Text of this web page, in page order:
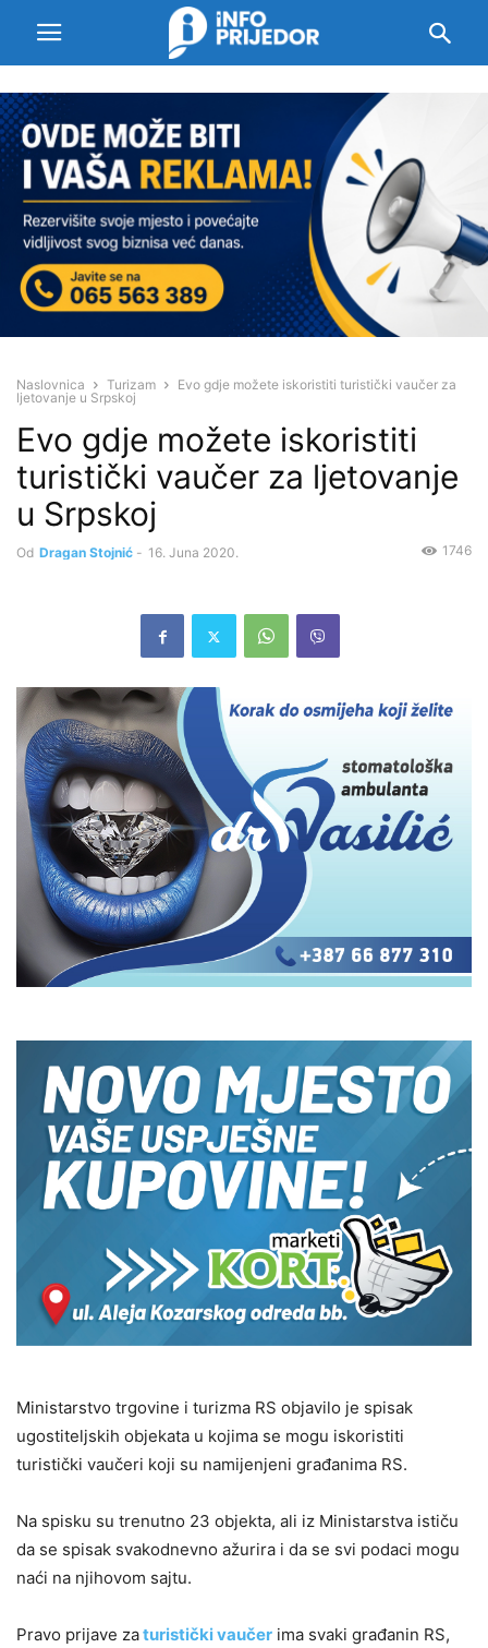
Naslovnica Turizam
Evo gdje možete iskoristiti turistički vaučer za
ljetovanje u Srpskoj
Evo gdje možete iskoristiti
turistički vaučer za ljetovanje
u Srpskoj
Od Dragan Stojnić - 16. Juna 2020. 1746
Ministarstvo trgovine i turizma RS objavilo je spisak
ugostiteljskih objekata u kojima se mogu iskoristiti
turistički vaučeri koji su namijenjeni građanima RS.
Na spisku su trenutno 23 objekta, ali iz Ministarstva ističu
da se spisak svakodnevno ažurira i da se svi podaci mogu
naći na njihovom sajtu.
Pravo prijave zaturistički vaučer ima svaki građanin RS,